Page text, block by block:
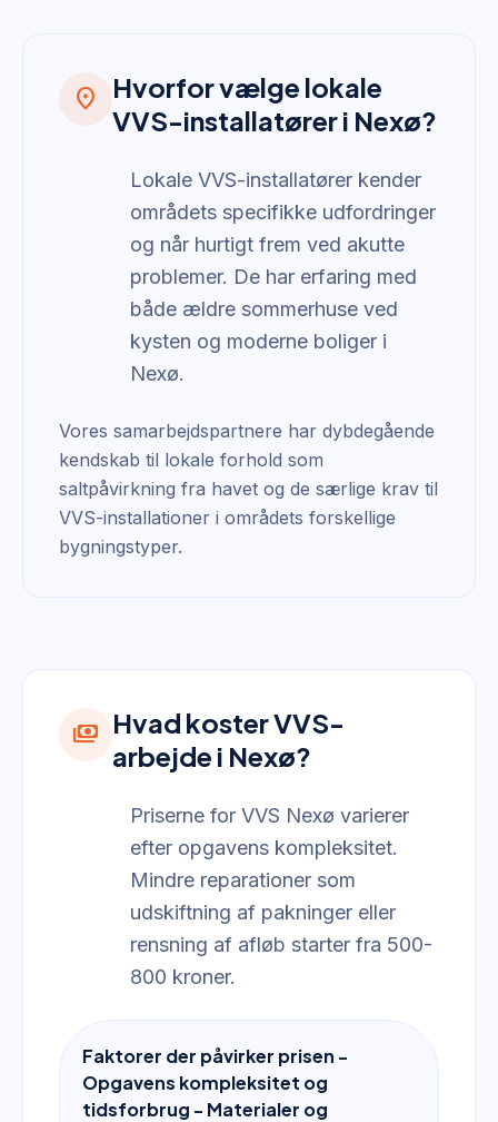
location_on
Hvorfor vælge lokale
VVS-installatører i Nexø?
Lokale VVS-installatører kender
områdets specifikke udfordringer
og når hurtigt frem ved akutte
problemer. De har erfaring med
både ældre sommerhuse ved
kysten og moderne boliger i
Nexø.
Vores samarbejdspartnere har dybdegående
kendskab til lokale forhold som
saltpåvirkning fra havet og de særlige krav til
VVS-installationer i områdets forskellige
bygningstyper.
payments Hvad koster VVS-
arbejde i Nexø?
Priserne for VVS Nexø varierer
efter opgavens kompleksitet.
Mindre reparationer som
udskiftning af pakninger eller
rensning af afløb starter fra 500-
800 kroner.
Faktorer der påvirker prisen -
Opgavens kompleksitet og
tidsforbrug - Materialer og